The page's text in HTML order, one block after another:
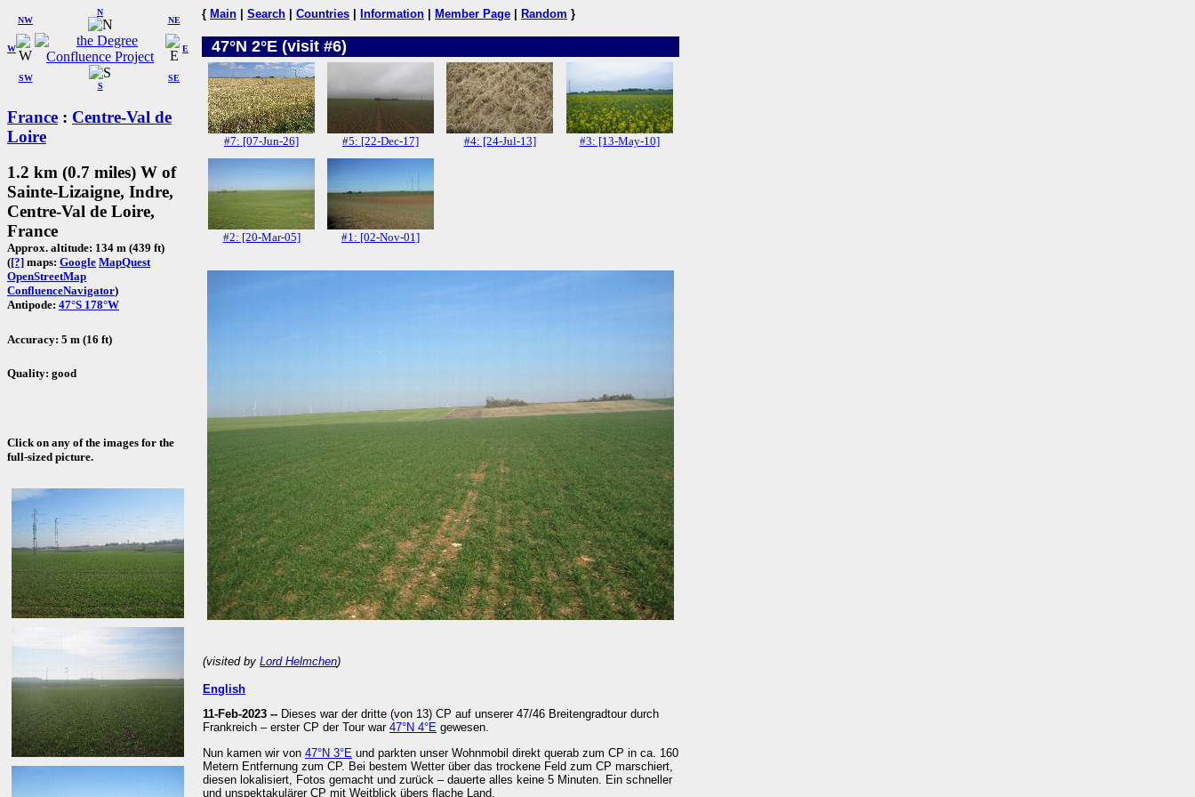
W
NW
N
NE
SW
S
SE
E
France : Centre-Val de
Loire
1.2 km (0.7 miles) W of
Sainte-Lizaigne, Indre,
Centre-Val de Loire,
France
Approx. altitude: 134 m (439 ft)
([?] maps: Google MapQuest
OpenStreetMap
ConfluenceNavigator)
Antipode: 47°S 178°W
Accuracy: 5 m (16 ft)
Quality: good
Click on any of the images for the
full-sized picture.
{ Main Search Countries Information Member Page Random }
47°N 2°E (visit #6)
#7: [07-Jun-26] #5: [22-Dec-17] #4: [24-Jul-13] #3: [13-May-10]
#2: [20-Mar-05] #1: [02-Nov-01]
(visited by Lord Helmchen)
English
11-Feb-2023 -- Dieses war der dritte (von 13) CP auf unserer 47/46 Breitengradtour durch
Frankreich – erster CP der Tour war 47°N 4°E gewesen.
Nun kamen wir von 47°N 3°E und parkten unser Wohnmobil direkt querab zum CP in ca. 160
Metern Entfernung zum CP. Bei bestem Wetter über das trockene Feld zum CP marschiert,
diesen lokalisiert, Fotos gemacht und zurück – dauerte alles keine 5 Minuten. Ein schneller
und unspektakulärer CP mit Weitblick übers flache Land.